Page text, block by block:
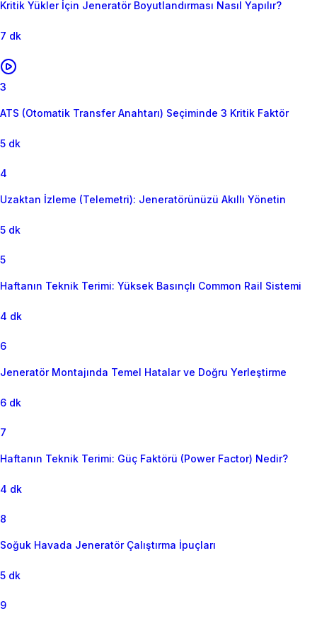
Kritik Yükler İçin Jeneratör Boyutlandırması Nasıl Yapılır?
7 dk
3
ATS (Otomatik Transfer Anahtarı) Seçiminde 3 Kritik Faktör
5 dk
4
Uzaktan İzleme (Telemetri): Jeneratörünüzü Akıllı Yönetin
5 dk
5
Haftanın Teknik Terimi: Yüksek Basınçlı Common Rail Sistemi
4 dk
6
Jeneratör Montajında Temel Hatalar ve Doğru Yerleştirme
6 dk
7
Haftanın Teknik Terimi: Güç Faktörü (Power Factor) Nedir?
4 dk
8
Soğuk Havada Jeneratör Çalıştırma İpuçları
5 dk
9